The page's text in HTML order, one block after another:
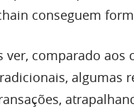
conseguem
ver, comparado
algumas